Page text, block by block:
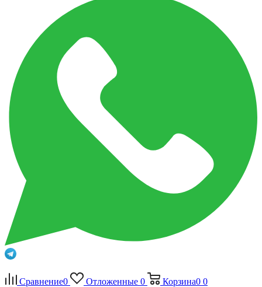
Сравнение0 Отложенные 0 Корзина0 0